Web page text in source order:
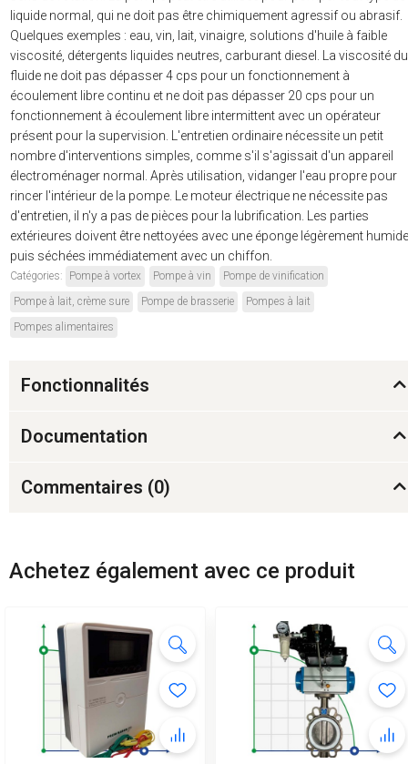
liquide normal, qui ne doit pas être chimiquement agressif ou abrasif.
Quelques exemples : eau, vin, lait, vinaigre, solutions d'huile à faible
viscosité, détergents liquides neutres, carburant diesel. La viscosité du
fluide ne doit pas dépasser 4 cps pour un fonctionnement à
écoulement libre continu et ne doit pas dépasser 20 cps pour un
fonctionnement à écoulement libre intermittent avec un opérateur
présent pour la supervision. L'entretien ordinaire nécessite un petit
nombre d'interventions simples, comme s'il s'agissait d'un appareil
électroménager normal. Après utilisation, vidanger l'eau propre pour
rincer l'intérieur de la pompe. Le moteur électrique ne nécessite pas
d'entretien, il n'y a pas de pièces pour la lubrification. Les parties
extérieures doivent être nettoyées avec une éponge légèrement humide
puis séchées immédiatement avec un chiffon.
Catégories: Pompe à vortex Pompe à vin
Pompe de vinification
Pompe à lait, crème sure
Pompe de brasserie
Pompes à lait
Pompes alimentaires
Fonctionnalités
Documentation
Commentaires (0)
Achetez également avec ce produit